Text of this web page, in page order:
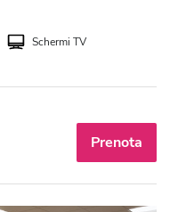
Schermi TV
Prenota